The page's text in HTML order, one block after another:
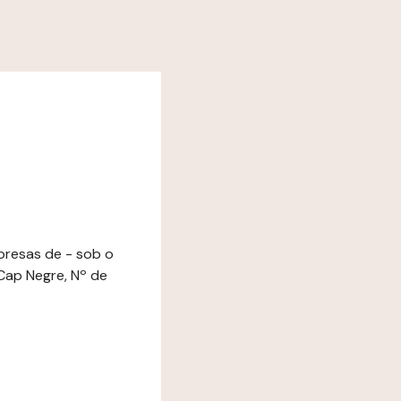
de - sob o
Negre, Nº de